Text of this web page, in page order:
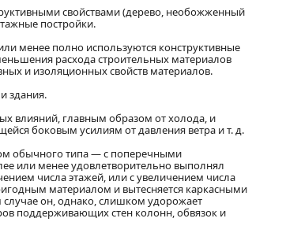
свойствами (дерево, необожженный
постройки.
менее полно используются конструктивные
расхода строительных материалов
и изоляционных свойств материалов.
здания.
влияний, главным образом от холода, и
боковым усилиям от давления ветра и т. д.
обычного типа — с поперечными
или менее удовлетворительно выполнял
числа этажей, или с увеличением числа
материалом и вытесняется каркасными
он, однако, слишком удорожает
поддерживающих стен колонн, обвязок и